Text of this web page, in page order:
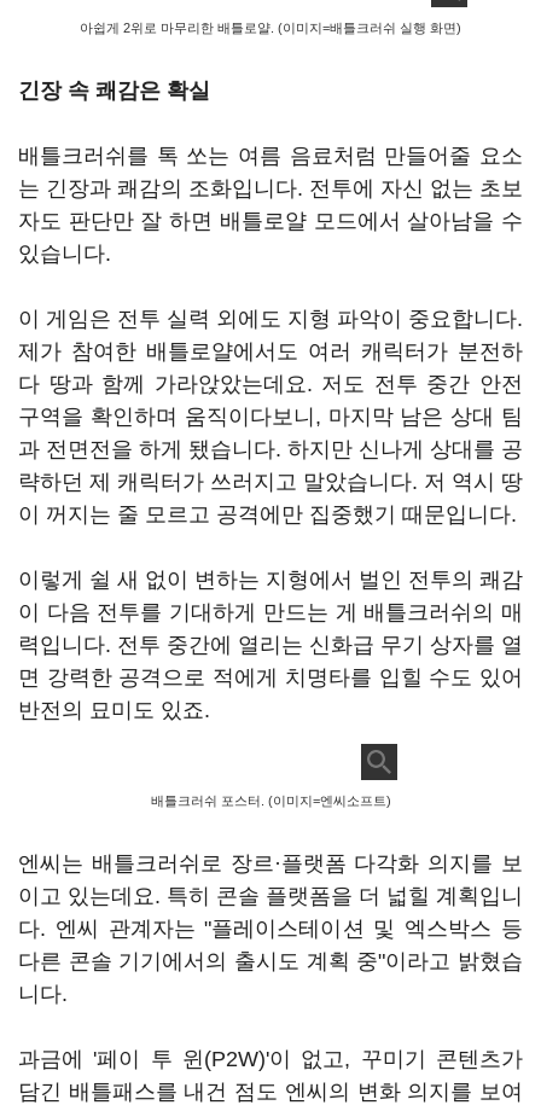
아쉽게 2위로 마무리한 배틀로얄. (이미지=배틀크러쉬 실행 화면)
긴장 속 쾌감은 확실
배틀크러쉬를 톡 쏘는 여름 음료처럼 만들어줄 요소
는 긴장과 쾌감의 조화입니다. 전투에 자신 없는 초보
자도 판단만 잘 하면 배틀로얄 모드에서 살아남을 수
있습니다.
이 게임은 전투 실력 외에도 지형 파악이 중요합니다.
제가 참여한 배틀로얄에서도 여러 캐릭터가 분전하
다 땅과 함께 가라앉았는데요. 저도 전투 중간 안전
구역을 확인하며 움직이다보니, 마지막 남은 상대 팀
과 전면전을 하게 됐습니다. 하지만 신나게 상대를 공
략하던 제 캐릭터가 쓰러지고 말았습니다. 저 역시 땅
이 꺼지는 줄 모르고 공격에만 집중했기 때문입니다.
이렇게 쉴 새 없이 변하는 지형에서 벌인 전투의 쾌감
이 다음 전투를 기대하게 만드는 게 배틀크러쉬의 매
력입니다. 전투 중간에 열리는 신화급 무기 상자를 열
면 강력한 공격으로 적에게 치명타를 입힐 수도 있어
반전의 묘미도 있죠.
배틀크러쉬 포스터. (이미지=엔씨소프트)
엔씨는 배틀크러쉬로 장르·플랫폼 다각화 의지를 보
이고 있는데요. 특히 콘솔 플랫폼을 더 넓힐 계획입니
다. 엔씨 관계자는 "플레이스테이션 및 엑스박스 등
다른 콘솔 기기에서의 출시도 계획 중"이라고 밝혔습
니다.
과금에 '페이 투 윈(P2W)'이 없고, 꾸미기 콘텐츠가
담긴 배틀패스를 내건 점도 엔씨의 변화 의지를 보여